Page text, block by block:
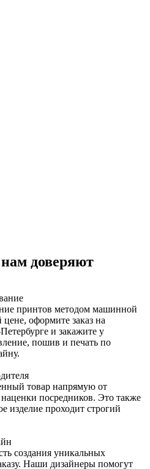
доверяют
принтов методом машинной
оформите заказ на
и закажите у
пошив и печать по
товар напрямую от
посредников. Это также
изделие проходит строгий
создания уникальных
Наши дизайнеры помогут